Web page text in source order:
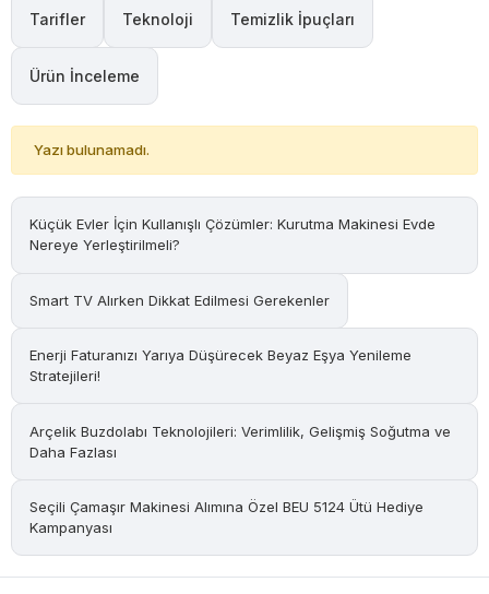
Tarifler Teknoloji Temizlik İpuçları
Ürün İnceleme
Yazı bulunamadı.
Küçük Evler İçin Kullanışlı Çözümler: Kurutma Makinesi Evde
Nereye Yerleştirilmeli?
Smart TV Alırken Dikkat Edilmesi Gerekenler
Enerji Faturanızı Yarıya Düşürecek Beyaz Eşya Yenileme
Stratejileri!
Arçelik Buzdolabı Teknolojileri: Verimlilik, Gelişmiş Soğutma ve
Daha Fazlası
Seçili Çamaşır Makinesi Alımına Özel BEU 5124 Ütü Hediye
Kampanyası